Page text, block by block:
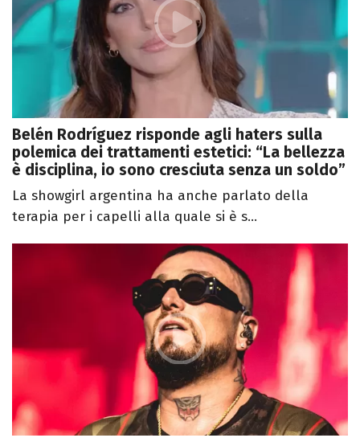
Belén Rodríguez risponde agli haters sulla
polemica dei trattamenti estetici: “La bellezza
è disciplina, io sono cresciuta senza un soldo”
La showgirl argentina ha anche parlato della
terapia per i capelli alla quale si è s...